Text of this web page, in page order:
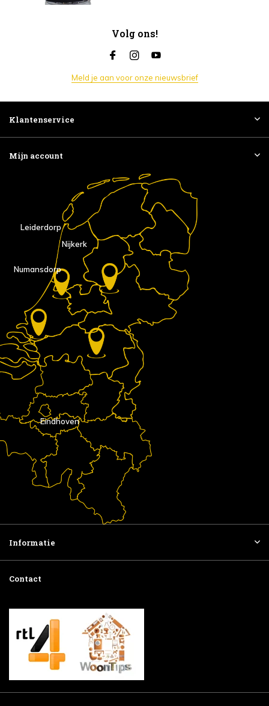
Volg ons!
Meld je aan voor onze nieuwsbrief
Klantenservice
Mijn account
Eindhoven
Nijkerk
Numansdorp
Leiderdorp
Informatie
Contact